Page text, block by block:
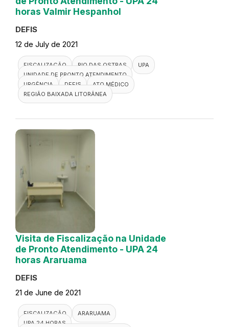
horas Valmir Hespanhol
DEFIS
12 de July de 2021
FISCALIZAÇÃO RIO DAS OSTRAS
UPA
UNIDADE DE PRONTO ATENDIMENTO
URGÊNCIA
DEFIS
ATO MÉDICO
REGIÃO BAIXADA LITORÂNEA
Visita de Fiscalização na Unidade
de Pronto Atendimento - UPA 24
horas Araruama
DEFIS
21 de June de 2021
FISCALIZAÇÃO
ARARUAMA
UPA 24 HORAS